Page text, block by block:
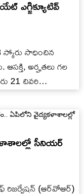
ఎగ్జిక్యూటివ్‌
స్కోరు సాధించిన
ఆసక్తి, అర్హతలు గల
21 చివరి
సీనియర్
రిజర్వేషన్‌ (ఆర్‌వోఆర్‌)